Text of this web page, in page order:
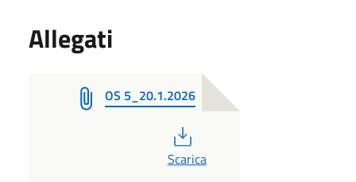
Allegati
OS 5_20.1.2026
PDF
Scarica